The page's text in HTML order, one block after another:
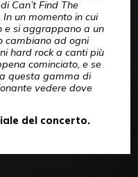
Can’t Find The
un momento in cui
e si aggrappano a un
cambiano ad ogni
hard rock a canti più
cominciato, e se
questa gamma di
vedere dove
del concerto.